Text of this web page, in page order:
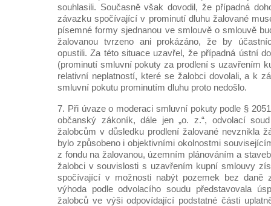
souhlasili. Současně však dovodil, že případná
závazku spočívající v prominutí dluhu žalované
písemné formy sjednanou ve smlouvě o smlouvě
žalovanou tvrzeno ani prokázáno, že by
opustili. Za této situace uzavřel, že případná ústní
(prominutí smluvní pokuty za prodlení s uzavřením
relativní neplatností, které se žalobci dovolali, a k
smluvní pokutu prominutím dluhu proto nedošlo.
7. Při úvaze o moderaci smluvní pokuty podle §
občanský zákoník, dále jen „o. z.“, odvolací
žalobcům v důsledku prodlení žalované nevznikla
bylo způsobeno i objektivními okolnostmi
z fondu na žalovanou, územním plánováním a
žalobci v souvislosti s uzavřením kupní smlouvy
spočívající v možnosti nabýt pozemek bez daně
výhoda podle odvolacího soudu představovala
žalobců ve výši odpovídající podstatné části